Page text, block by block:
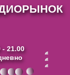
- 21.00